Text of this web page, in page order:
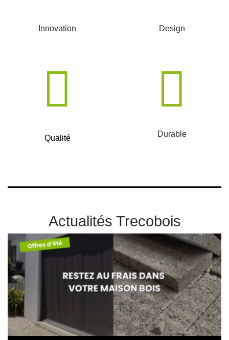
Innovation Design
Qualité Durable
Actualités Trecobois